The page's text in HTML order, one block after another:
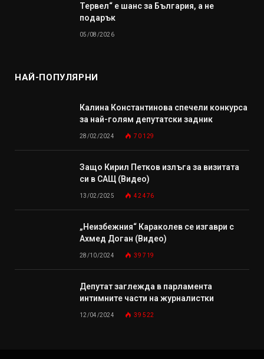
Тервел“ е шанс за България, а не
подарък
05/08/2026
НАЙ-ПОПУЛЯРНИ
Калина Константинова спечели конкурса
за най-голям депутатски задник
28/02/2024 70 129
Защо Кирил Петков излъга за визитата
си в САЩ (Видео)
13/02/2025 42 476
„Неизбежния“ Караколев се изгаври с
Ахмед Доган (Видео)
28/10/2024 39 719
Депутат заглежда в парламента
интимните части на журналистки
12/04/2024 39 522